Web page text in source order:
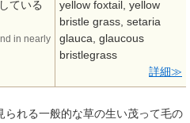
ている
in nearly
yellow foxtail, yellow
bristle grass, setaria
glauca, glaucous
bristlegrass
詳細
られる一般的な草の生い茂って毛の